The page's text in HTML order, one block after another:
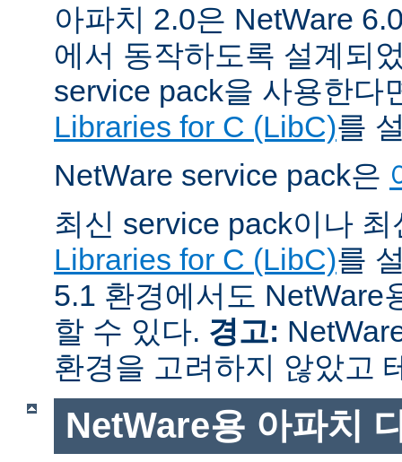
아파치 2.0은 NetWare
에서 동작하도록 설계되
service pack을 사용한다
Libraries for C (LibC)를
NetWare service pack은
최신 service pack이나
Libraries for C (LibC)를
5.1 환경에서도 NetWare
할 수 있다. 경고:
환경을 고려하지 않았고
NetWare용 아파치